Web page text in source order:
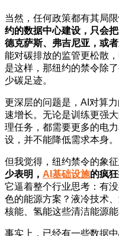
当然，任何政策都有其局
约的数据中心建设，只会
德克萨斯、弗吉尼亚，或
能对碳排放的监管更松散
是这样，那纽约的禁令除
少碳足迹。
更深层的问题是，AI对算
速增长。无论是训练更强
理任务，都需要更多的电
设，并不能降低需求本身。
但我觉得，纽约禁令的象
少表明， AI基础设施的疯
它逼着整个行业思考：有
色的能源方案？液冷技术
核能、氢能这些清洁能源
事实上，已经有一些数据